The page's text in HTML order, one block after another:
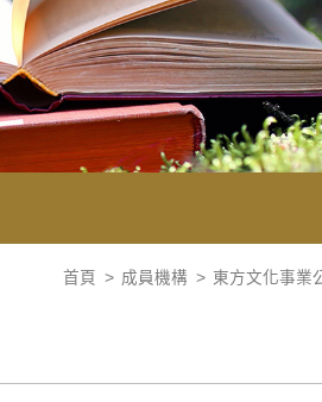
首頁 成員機構 東方文化事業